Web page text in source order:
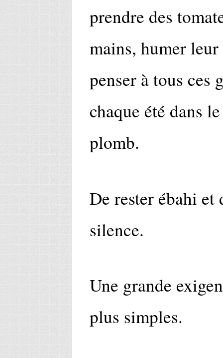
prendre des
mains, humer
penser à tous ces
chaque été dans
plomb.
De rester ébahi et
silence.
Une grande
plus simples.